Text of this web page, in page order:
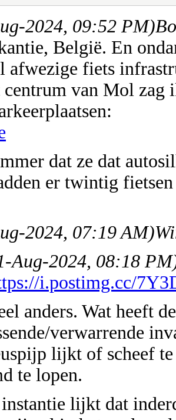
2024, 09:52 PM)
België. En
afwezige fiets
van Mol zag
dat ze dat
er twintig
2024, 07:19 AM)
Aug-2024, 08:18
i.postimg.cc/
anders. Wat heeft
verwarrende
lijkt of scheef
te lopen.
instantie lijkt dat